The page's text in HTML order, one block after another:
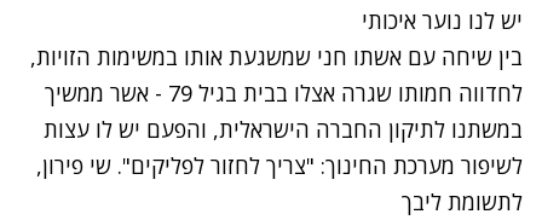
נסה שוב
יש לנו נוער איכותי
בין שיחה עם אשתו חני שמשגעת אותו במשימות הזויות,
לחדווה חמותו שגרה אצלו בבית בגיל 79 - אשר ממשיך
במשתנו לתיקון החברה הישראלית, והפעם יש לו עצות
לשיפור מערכת החינוך: "צריך לחזור לפליקים". שי פירון,
לתשומת ליבך